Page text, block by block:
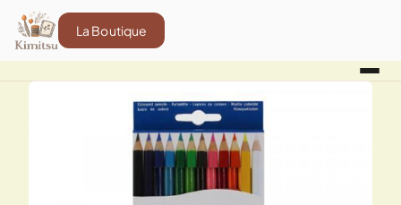
La Boutique